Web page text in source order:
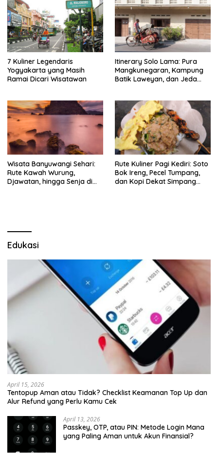
7 Kuliner Legendaris
Yogyakarta yang Masih
Ramai Dicari Wisatawan
Itinerary Solo Lama: Pura
Mangkunegaran, Kampung
Batik Laweyan, dan Jeda
Wisata Banyuwangi Sehari:
Rute Kawah Wurung,
Djawatan, hingga Senja di
Rute Kuliner Pagi Kediri: Soto
Bok Ireng, Pecel Tumpang,
dan Kopi Dekat Simpang
Edukasi
April 15, 2026
Tentopup Aman atau Tidak? Checklist Keamanan Top Up dan
Alur Refund yang Perlu Kamu Cek
April 13, 2026
Passkey, OTP, atau PIN: Metode Login Mana
yang Paling Aman untuk Akun Finansial?